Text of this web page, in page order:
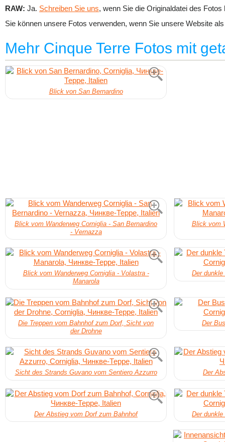
RAW: Ja. Schreiben Sie uns, wenn Sie die Originaldatei des Fotos
Sie können unsere Fotos verwenden, wenn Sie unsere Website
Mehr Cinque Terre Fotos mit
Blick von San Bernardino
Blick vom Wanderweg Corniglia - San Bernardino
- Vernazza
Blick vom
Blick vom Wanderweg Corniglia - Volastra -
Manarola
Der
Die Treppen vom Bahnhof zum Dorf, Sicht von
der Drohne
Der
Sicht des Strands Guvano vom Sentiero Azzurro Der
Der Abstieg vom Dorf zum Bahnhof Der